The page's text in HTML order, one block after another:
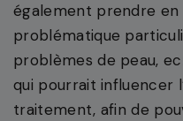
également prendre
problématique
problèmes de peau,
qui pourrait influencer
traitement, afin de